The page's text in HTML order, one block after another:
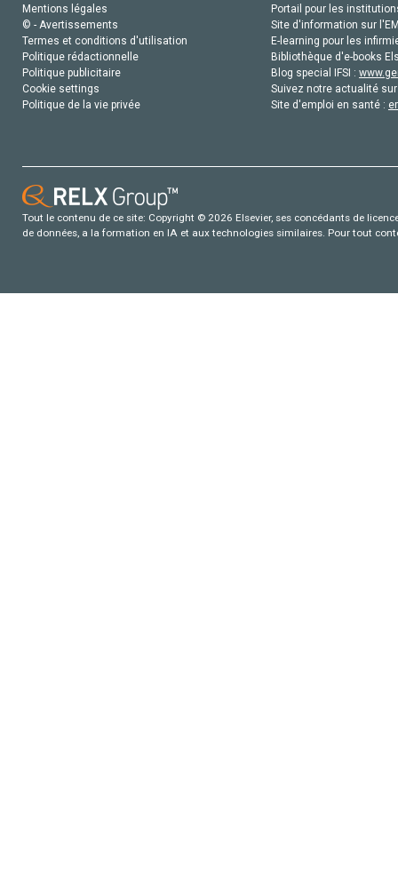
Mentions légales
© - Avertissements
Termes et conditions d'utilisation
Politique rédactionnelle
Politique publicitaire
Cookie settings
Politique de la vie privée
Portail pour les
Site d'information sur
E-learning pour les
Bibliothèque d'e-books
Blog special IFSI :
Suivez notre actualité
Site d'emploi en santé :
Tout le contenu de ce site: Copyright © 2026 Elsevier, ses concédants de
de données, a la formation en IA et aux technologies similaires. Pour tout